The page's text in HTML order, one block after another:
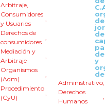
Arbitraje,
Consumidores
y Usuarios
,
Derechos de
consumidores
,
Mediación y
Arbitraje
,
Organismos
(Adm)
,
Procedimiento
(CyU)
,
de
y
Administrativo
Derechos
Humanos